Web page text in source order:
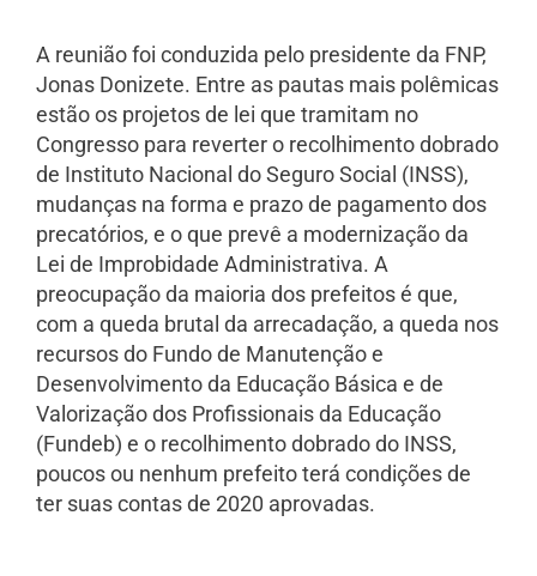
A reunião foi conduzida pelo presidente da FNP,
Jonas Donizete. Entre as pautas mais polêmicas
estão os projetos de lei que tramitam no
Congresso para reverter o recolhimento dobrado
de Instituto Nacional do Seguro Social (INSS),
mudanças na forma e prazo de pagamento dos
precatórios, e o que prevê a modernização da
Lei de Improbidade Administrativa. A
preocupação da maioria dos prefeitos é que,
com a queda brutal da arrecadação, a queda nos
recursos do Fundo de Manutenção e
Desenvolvimento da Educação Básica e de
Valorização dos Profissionais da Educação
(Fundeb) e o recolhimento dobrado do INSS,
poucos ou nenhum prefeito terá condições de
ter suas contas de 2020 aprovadas.